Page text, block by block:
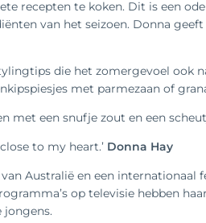
recepten te koken. Dit is een
van het seizoen. Donna
die het zomergevoel
met parmezaan of
met een snufje zout en een
to my heart.’ Donna Hay
Australië en een internationaal
op televisie hebben
jongens.